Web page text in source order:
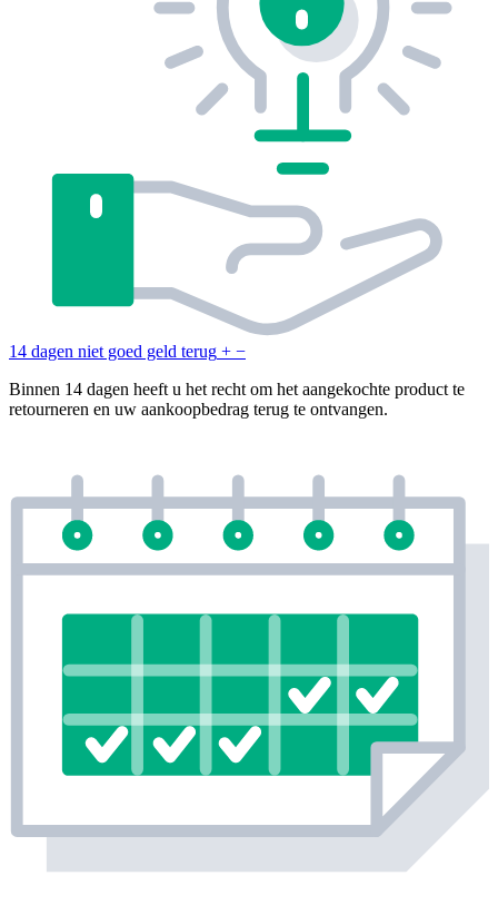
14 dagen niet goed geld terug + −
Binnen 14 dagen heeft u het recht om het aangekochte product te
retourneren en uw aankoopbedrag terug te ontvangen.